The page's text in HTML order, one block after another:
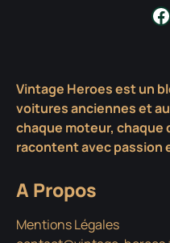
Vintage Heroes est un
voitures anciennes et
chaque moteur, chaque
racontent avec
A Propos
Mentions Légales